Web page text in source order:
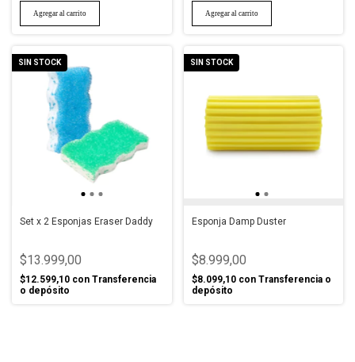
SIN STOCK
Set x 2 Esponjas Eraser Daddy
$13.999,00
$12.599,10 con Transferencia
o depósito
SIN STOCK
Esponja Damp Duster
$8.999,00
$8.099,10 con Transferencia o
depósito